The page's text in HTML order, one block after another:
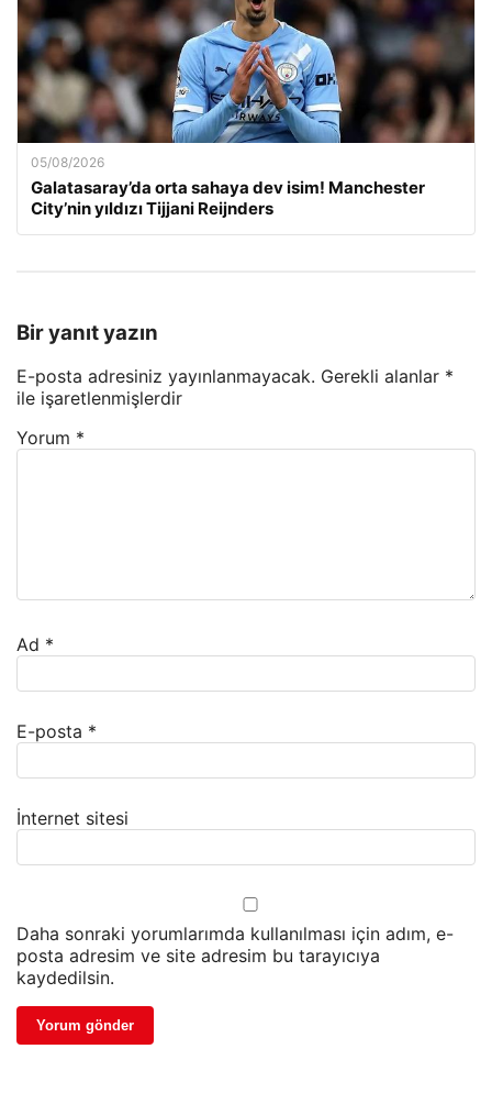
05/08/2026
Galatasaray’da orta sahaya dev isim! Manchester
City’nin yıldızı Tijjani Reijnders
Bir yanıt yazın
E-posta adresiniz yayınlanmayacak. Gerekli alanlar *
ile işaretlenmişlerdir
Yorum *
Ad *
E-posta *
İnternet sitesi
Daha sonraki yorumlarımda kullanılması için adım, e-
posta adresim ve site adresim bu tarayıcıya
kaydedilsin.